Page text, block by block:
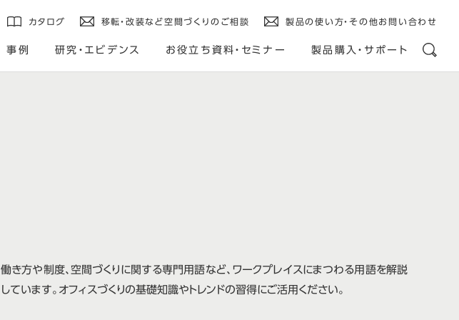
カタログ 移転・改装など空間づくりのご相談 製品の使い方・その他お問い合わせ
事例 研究・エビデンス お役立ち資料・セミナー 製品購入・サポート
働き方や制度、空間づくりに関する専門用語など、ワークプレイスにまつわる用語を解説
しています。オフィスづくりの基礎知識やトレンドの習得にご活用ください。